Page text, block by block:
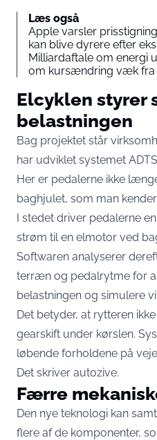
Læs også
Apple varsler
kan blive dyrere efter
Milliardaftale om energi
om kursændring væk fra
Elcyklen styrer
belastningen
Bag projektet står
har udviklet systemet
Her er pedalerne ikke
baghjulet, som man
I stedet driver pedalerne
strøm til en elmotor ved
Softwaren analyserer
terræn og pedalrytme for
belastningen og simulere
Det betyder, at rytteren
gearskift under kørslen.
løbende forholdene på
Det skriver autozive.
Færre
Den nye teknologi kan
flere af de komponenter,